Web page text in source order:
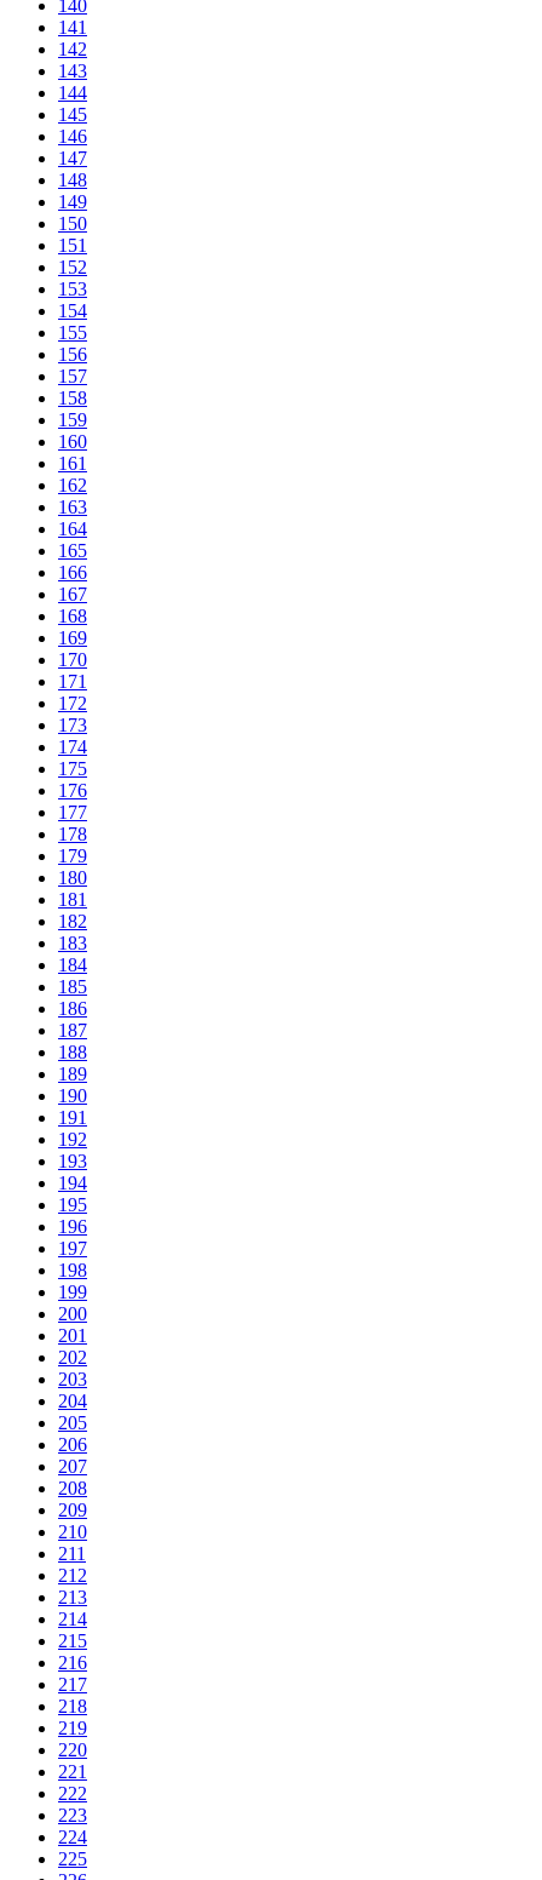
140
141
142
143
144
145
146
147
148
149
150
151
152
153
154
155
156
157
158
159
160
161
162
163
164
165
166
167
168
169
170
171
172
173
174
175
176
177
178
179
180
181
182
183
184
185
186
187
188
189
190
191
192
193
194
195
196
197
198
199
200
201
202
203
204
205
206
207
208
209
210
211
212
213
214
215
216
217
218
219
220
221
222
223
224
225